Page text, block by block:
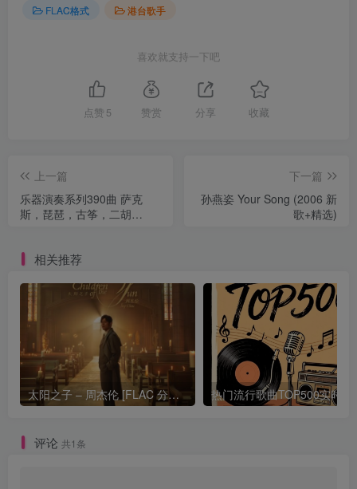
FLAC格式 港台歌手
喜欢就支持一下吧
点赞 5 赞赏 分享 收藏
上一篇
乐器演奏系列390曲 萨克
斯，琵琶，古筝，二胡
下一篇
孙燕姿 Your Song (2006 新
歌+精选)
相关推荐
太阳之子 – 周杰伦 [FLAC 分轨 192Khz 24bit]
评论 共1条